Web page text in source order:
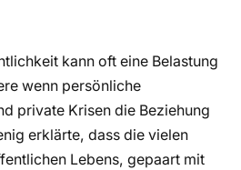
kann oft eine Belastung
wenn persönliche
private Krisen die Beziehung
erklärte, dass die vielen
Lebens, gepaart mit